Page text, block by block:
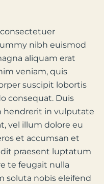
nibh euismod
aliquam erat
veniam, quis
suscipit lobortis
consequat. Duis
hendrerit in vulputate
vel illum dolore eu
et accumsan et
praesent luptatum
te feugait nulla
soluta nobis eleifend